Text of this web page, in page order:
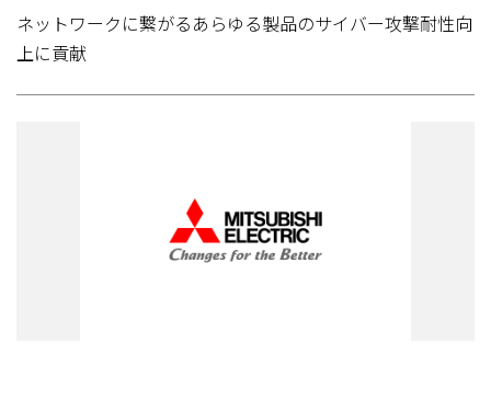
ネットワークに繋がるあらゆる製品のサイバー攻撃耐性向
上に貢献